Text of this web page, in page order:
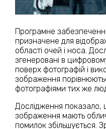
Програмне
призначене для
області очей і носа.
згенеровані в
поверх фотографій і
зображення
фотографіями тих же
Дослідження показало,
зображення мають
помилок збільшується.